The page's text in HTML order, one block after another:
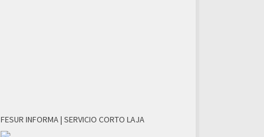
FESUR INFORMA | SERVICIO CORTO LAJA